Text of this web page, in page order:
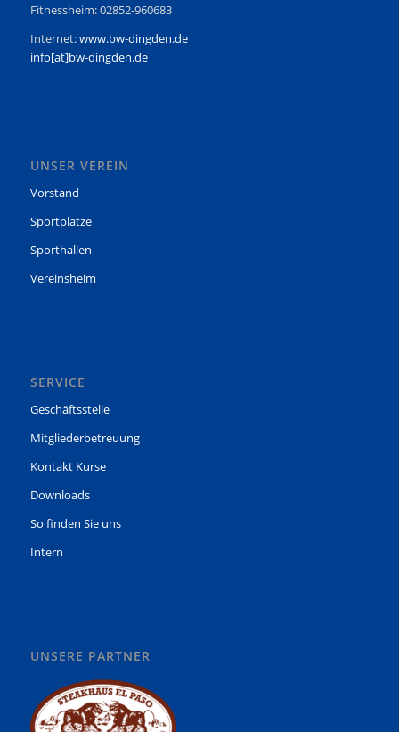
Fitnessheim: 02852-960683
Internet:www.bw-dingden.de
info[at]bw-dingden.de
UNSER VEREIN
Vorstand
Sportplätze
Sporthallen
Vereinsheim
SERVICE
Geschäftsstelle
Mitgliederbetreuung
Kontakt Kurse
Downloads
So finden Sie uns
Intern
UNSERE PARTNER